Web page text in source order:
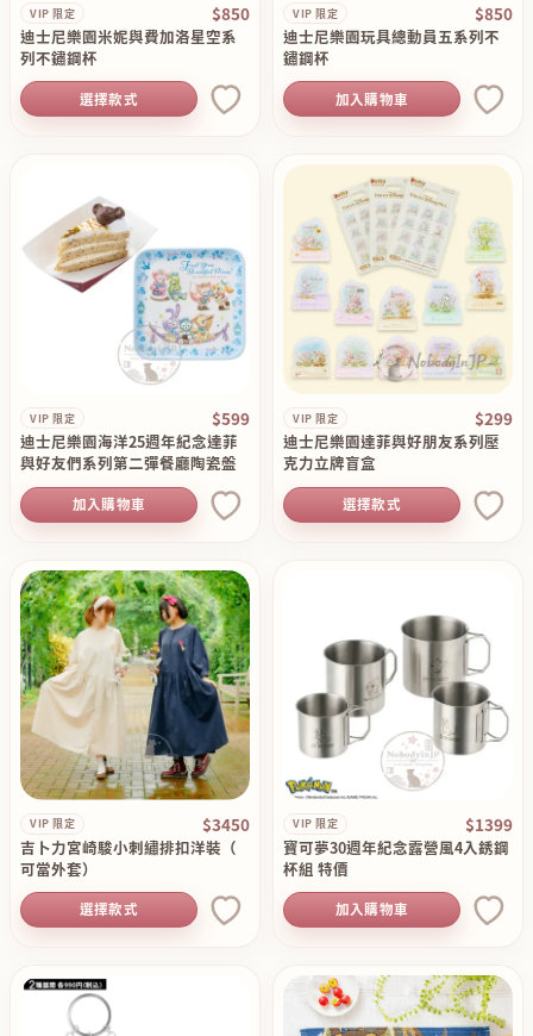
VIP 限定 $850
迪士尼樂園米妮與費加洛星空系
列不鏽鋼杯
選擇款式
VIP 限定 $850
迪士尼樂園玩具總動員五系列不
鏽鋼杯
加入購物車
VIP 限定 $599
迪士尼樂園海洋25週年紀念達菲
與好友們系列第二彈餐廳陶瓷盤
加入購物車
VIP 限定 $299
迪士尼樂園達菲與好朋友系列壓
克力立牌盲盒
選擇款式
VIP 限定 $3450
吉卜力宮崎駿小刺繡排扣洋裝（
可當外套）
選擇款式
VIP 限定 $1399
寶可夢30週年紀念露營風4入銹鋼
杯組 特價
加入購物車